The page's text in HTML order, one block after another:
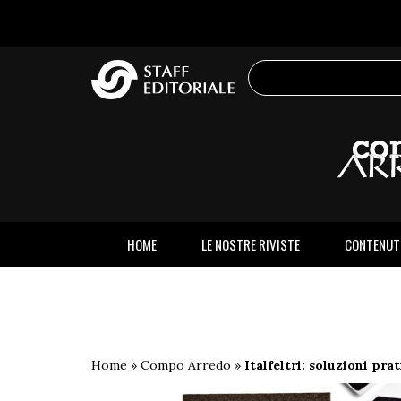
HOME LE NOSTRE RIVISTE
Home » Compo Arredo » Italfeltri: soluzioni